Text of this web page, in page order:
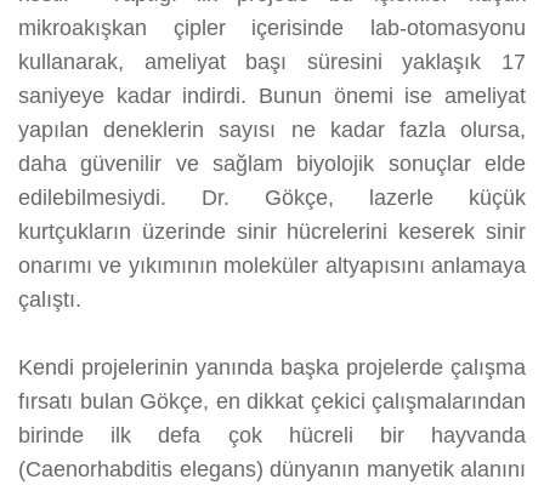
mikroakışkan çipler içerisinde lab-otomasyonu
kullanarak, ameliyat başı süresini yaklaşık 17
saniyeye kadar indirdi. Bunun önemi ise ameliyat
yapılan deneklerin sayısı ne kadar fazla olursa,
daha güvenilir ve sağlam biyolojik sonuçlar elde
edilebilmesiydi. Dr. Gökçe, lazerle küçük
kurtçukların üzerinde sinir hücrelerini keserek sinir
onarımı ve yıkımının moleküler altyapısını anlamaya
çalıştı.
Kendi projelerinin yanında başka projelerde çalışma
fırsatı bulan Gökçe, en dikkat çekici çalışmalarından
birinde ilk defa çok hücreli bir hayvanda
(Caenorhabditis elegans) dünyanın manyetik alanını